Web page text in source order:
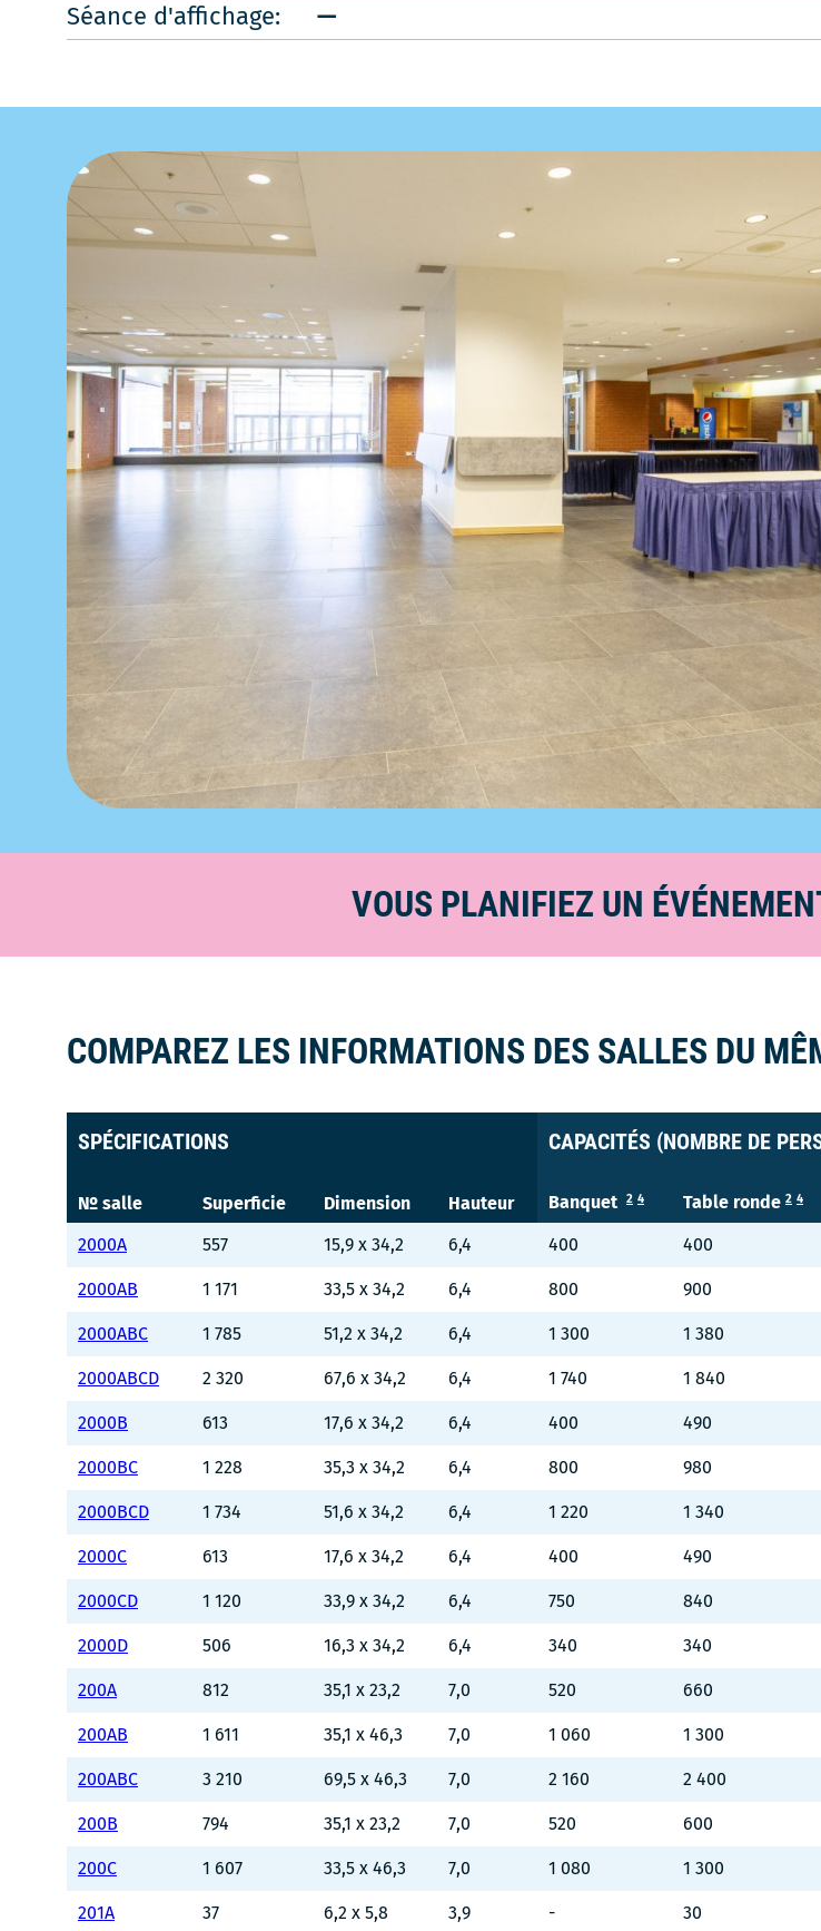
Séance d'affichage:
—
VOUS PLANIFIEZ UN
COMPAREZ LES INFORMATIONS DES SALLES DU
SPÉCIFICATIONS CAPACITÉS (NOMBRE DE
№ salle Superficie Dimension Hauteur Banquet 2 4 Table ronde 2 4
2000A
557 15,9 x 34,2 6,4 400 400
2000AB 1 171 33,5 x 34,2 6,4 800 900
2000ABC 1 785 51,2 x 34,2 6,4 1 300 1 380
2000ABCD 2 320 67,6 x 34,2 6,4 1 740 1 840
2000B 613 17,6 x 34,2 6,4 400 490
2000BC 1 228 35,3 x 34,2 6,4 800 980
2000BCD 1 734 51,6 x 34,2 6,4 1 220 1 340
2000C 613 17,6 x 34,2 6,4 400 490
2000CD 1 120 33,9 x 34,2 6,4 750 840
2000D 506 16,3 x 34,2 6,4 340 340
200A 812 35,1 x 23,2 7,0 520 660
200AB 1 611 35,1 x 46,3 7,0 1 060 1 300
200ABC 3 210 69,5 x 46,3 7,0 2 160 2 400
200B 794 35,1 x 23,2 7,0 520 600
200C 1 607 33,5 x 46,3 7,0 1 080 1 300
201A 37 6,2 x 5,8 3,9 - 30